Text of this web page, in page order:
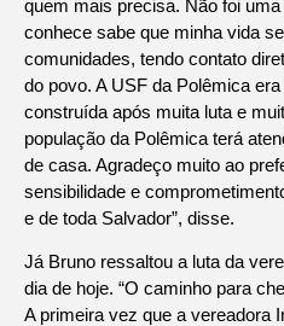
quem mais precisa. Não foi
conhece sabe que minha vida
comunidades, tendo contato
do povo. A USF da Polêmica
construída após muita luta e
população da Polêmica terá
de casa. Agradeço muito ao
sensibilidade e
e de toda Salvador”, disse.
Já Bruno ressaltou a luta da
dia de hoje. “O caminho para
A primeira vez que a vereadora